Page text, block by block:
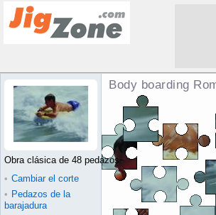
Body boarding
Obra clásica de 48 pedazos
• Cambiar el corte
• Pedazos de la
barajadura